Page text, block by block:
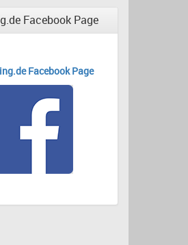
Facebook Page
Facebook Page